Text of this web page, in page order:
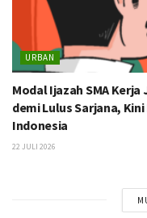
URBAN
Modal Ijazah SMA
demi Lulus Sarjana,
Indonesia
22 JULI 2026